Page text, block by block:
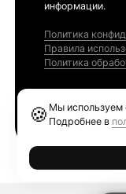
информации.
Политика
Правила
Политика
🍪 Мы используем
Подробнее в
Ethereum GAS